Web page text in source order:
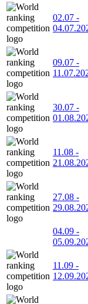
02.07 -
09.07 -
30.07 -
11.08 -
27.08 -
04.09 -
11.09 -